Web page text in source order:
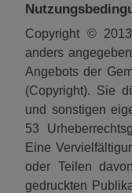
Copyright ©
anders
Angebots der
(Copyright). Sie
und sonstigen
53
Eine
oder Teilen
gedruckten